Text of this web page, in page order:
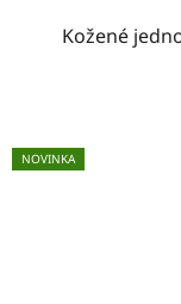
Kožené
NOVINKA